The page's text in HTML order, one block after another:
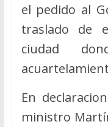
el pedido al
traslado de
ciudad
En
ministro